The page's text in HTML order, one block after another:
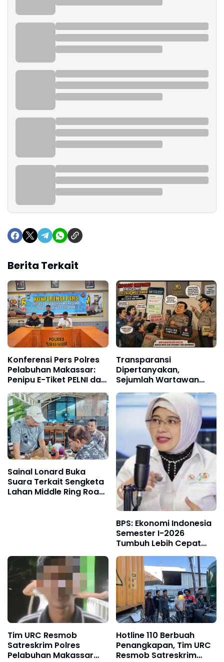
Berita Terkait
Konferensi Pers Polres
Pelabuhan Makassar:
Penipu E-Tiket PELNI dan
Calo Tiket Kapal Resmi
Ditangkap
Transparansi
Dipertanyakan,
Sejumlah Wartawan
Diduga Diblokir oleh
Kapolsek Camplong
Sainal Lonard Buka
Suara Terkait Sengketa
Lahan Middle Ring Road:
BPS: Ekonomi Indonesia
Semester I-2026
Tumbuh Lebih Cepat
dari Tahun 2025q
Tim URC Resmob
Satreskrim Polres
Pelabuhan Makassar
Hotline 110 Berbuah
Penangkapan, Tim URC
Resmob Satreskrim